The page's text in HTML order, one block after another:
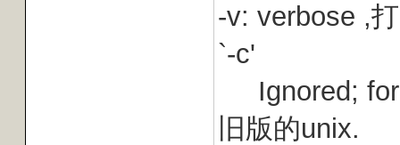
-v: verbose ,
`-c'
Ignored; for
旧版的unix.